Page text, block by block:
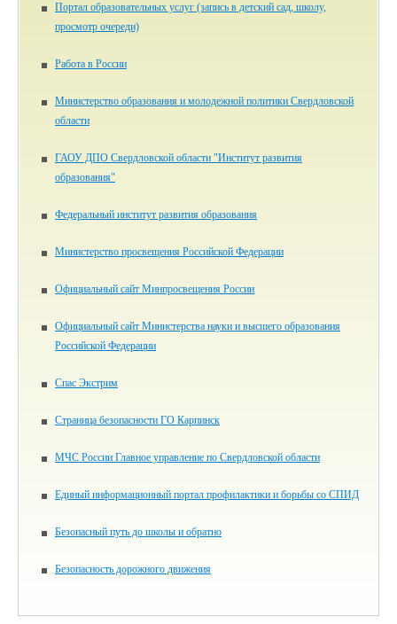
Портал образовательных услуг (запись в детский сад, школу,
просмотр очереди)
Работа в России
Министерство образования и молодежной политики Свердловской
области
ГАОУ ДПО Свердловской области "Институт развития
образования"
Федеральный институт развития образования
Министерство просвещения Российской Федерации
Официальный сайт Минпросвещения России
Официальный сайт Министерства науки и высшего образования
Российской Федерации
Спас Экстрим
Страница безопасности ГО Карпинск
МЧС России Главное управление по Свердловской области
Единый информационный портал профилактики и борьбы со СПИД
Безопасный путь до школы и обратно
Безопасность дорожного движения